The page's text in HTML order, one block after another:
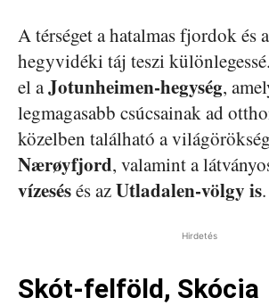
A térséget a hatalmas fjordok és
hegyvidéki táj teszi
el aJotunheimen-hegység,
legmagasabb csúcsainak ad
közelben található a
Nærøyfjord, valamint a
vízesésés azUtladalen-völgy is.
Hirdetés
Skót-felföld, Skócia